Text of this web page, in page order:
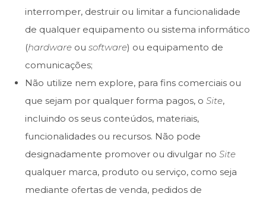
interromper, destruir ou limitar a funcionalidade
de qualquer equipamento ou sistema informático
(hardware ousoftware) ou equipamento de
comunicações;
Não utilize nem explore, para fins comerciais ou
que sejam por qualquer forma pagos, oSite,
incluindo os seus conteúdos, materiais,
funcionalidades ou recursos. Não pode
designadamente promover ou divulgar noSite
qualquer marca, produto ou serviço, como seja
mediante ofertas de venda, pedidos de